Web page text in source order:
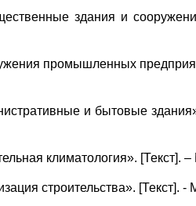
здания и
промышленных
и бытовые
климатология». [Текст].
строительства». [Текст]. -